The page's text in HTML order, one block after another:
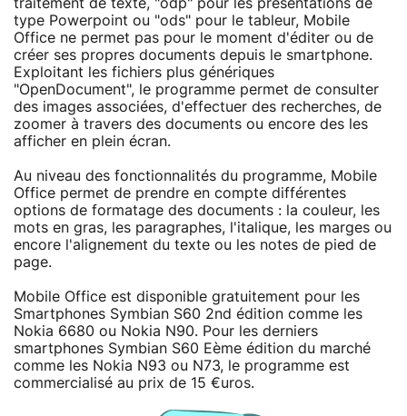
traitement de texte, "odp" pour les présentations de
type Powerpoint ou "ods" pour le tableur, Mobile
Office ne permet pas pour le moment d'éditer ou de
créer ses propres documents depuis le smartphone.
Exploitant les fichiers plus génériques
"OpenDocument", le programme permet de consulter
des images associées, d'effectuer des recherches, de
zoomer à travers des documents ou encore des les
afficher en plein écran.
Au niveau des fonctionnalités du programme, Mobile
Office permet de prendre en compte différentes
options de formatage des documents : la couleur, les
mots en gras, les paragraphes, l'italique, les marges ou
encore l'alignement du texte ou les notes de pied de
page.
Mobile Office est disponible gratuitement pour les
Smartphones Symbian S60 2nd édition comme les
Nokia 6680 ou Nokia N90. Pour les derniers
smartphones Symbian S60 Eème édition du marché
comme les Nokia N93 ou N73, le programme est
commercialisé au prix de 15 €uros.